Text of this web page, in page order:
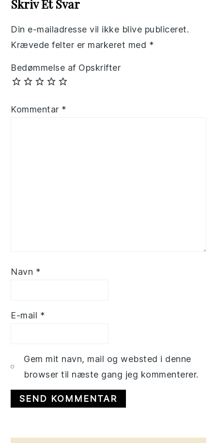
Skriv Et Svar
Din e-mailadresse vil ikke blive publiceret.
Krævede felter er markeret med *
Bedømmelse af Opskrifter
Kommentar *
Navn *
E-mail *
Gem mit navn, mail og websted i denne
browser til næste gang jeg kommenterer.